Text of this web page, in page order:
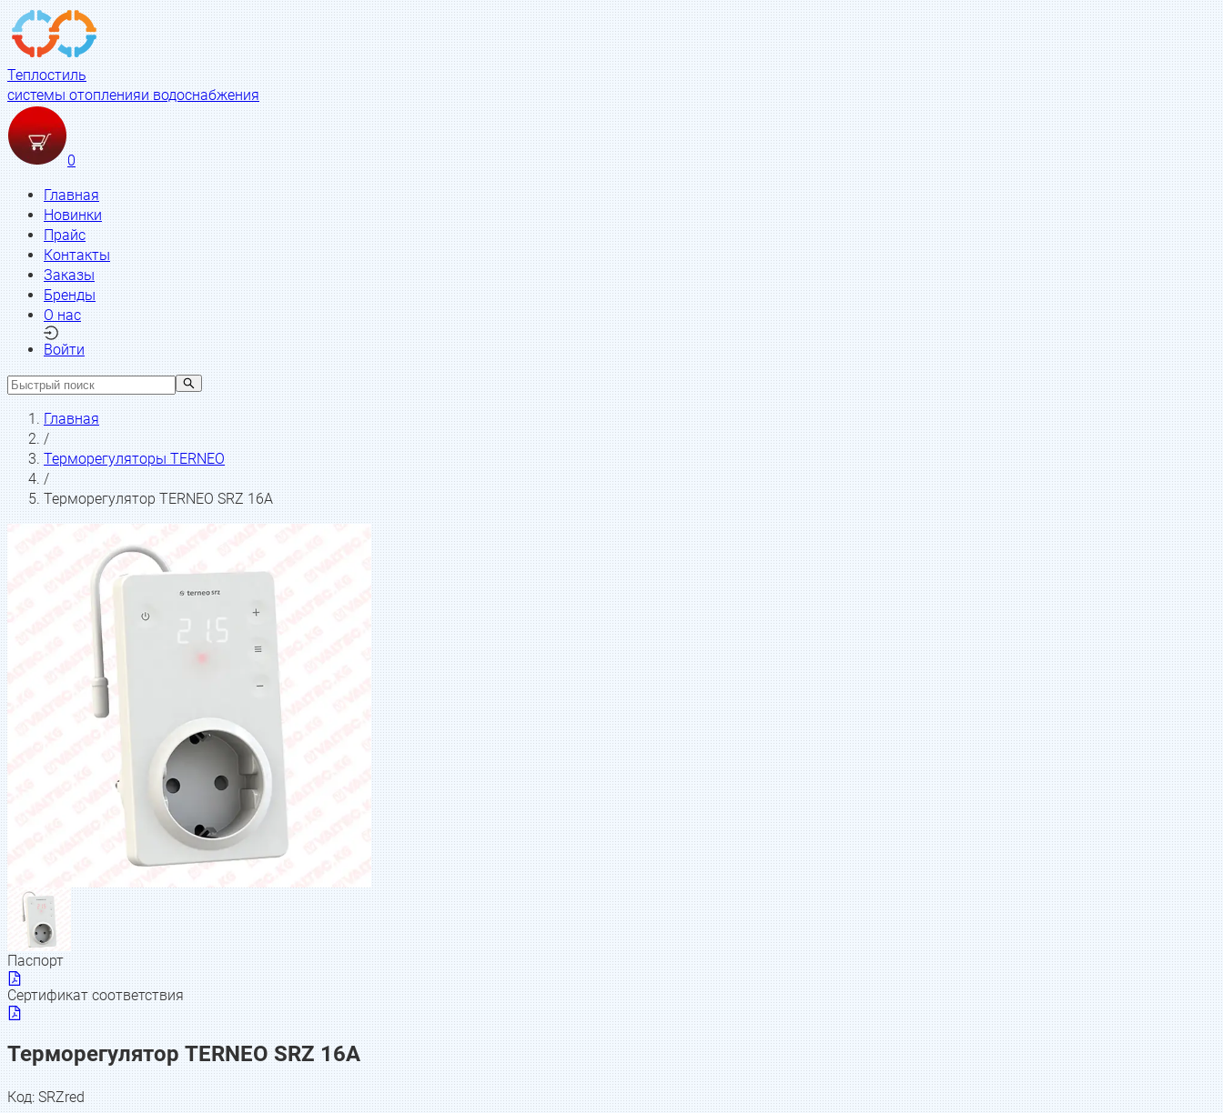
Теплостиль
системы отопленияи водоснабжения
0
Главная
Новинки
Прайс
Контакты
Заказы
Бренды
О нас
Войти
Главная
/
Терморегуляторы TERNEO
/
Терморегулятор TERNEO SRZ 16А
Паспорт
Сертификат соответствия
Терморегулятор TERNEO SRZ 16А
Код:SRZred